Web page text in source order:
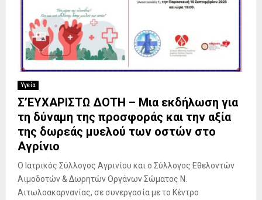
Υγεία
Σ’ΕΥΧΑΡΙΣΤΩ ΔΟΤΗ – Μια εκδήλωση για
τη δύναμη της προσφοράς και την αξία
της δωρεάς μυελού των οστών στο
Αγρίνιο
Ο Ιατρικός Σύλλογος Αγρινίου και ο Σύλλογος Εθελοντών
Αιμοδοτών & Δωρητών Οργάνων Σώματος Ν.
Αιτωλοακαρνανίας, σε συνεργασία με το Κέντρο